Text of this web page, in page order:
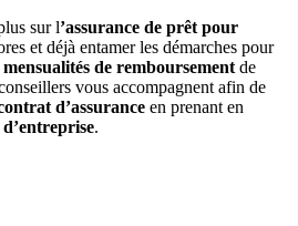
sur l’assurance de prêt pour
et déjà entamer les démarches pour
mensualités de remboursement de
vous accompagnent afin de
d’assurance en prenant en
.